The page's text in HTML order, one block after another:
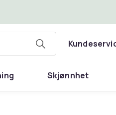
Skjønnhet